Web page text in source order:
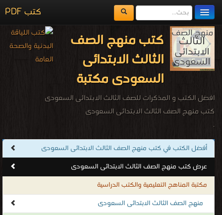
كتب PDF
مكتبة الكتب
المكتبات
يُقرأ حالياً
اضف كتاب
كتب منهج الصف
الثالث الابتدائى
السعودى مكتبة
افضل الكتب و المذكرات للصف الثالث الابتدائى السعودى
كتب منهج الصف الثالث الابتدائى السعودى
.
أفضل الكتب في كتب منهج الصف الثالث الابتدائى السعودى
عرض كتب منهج الصف الثالث الابتدائى السعودى
مكتبة المناهج التعليمية والكتب الدراسية
منهج الصف الثالث الابتدائى السعودى